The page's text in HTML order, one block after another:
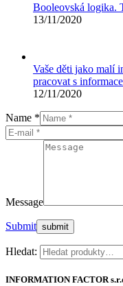
Booleovská logika.
13/11/2020
Vaše děti jako malí
pracovat s
12/11/2020
Name *
Message
Submit
Hledat:
INFORMATION FACTOR